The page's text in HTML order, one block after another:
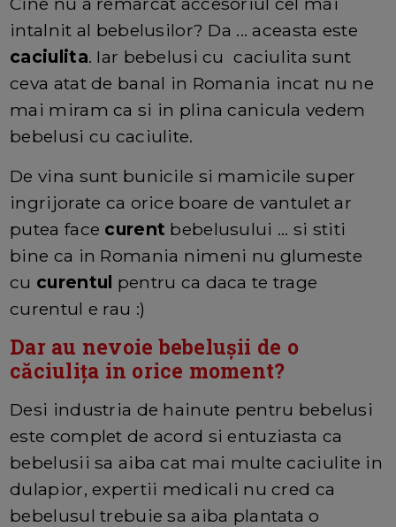
intalnit al bebelusilor? Da ... aceasta este
caciulita. Iar bebelusi cu caciulita sunt
ceva atat de banal in Romania incat nu ne
mai miram ca si in plina canicula vedem
bebelusi cu caciulite.
De vina sunt bunicile si mamicile super
ingrijorate ca orice boare de vantulet ar
putea face curent bebelusului ... si stiti
bine ca in Romania nimeni nu glumeste
cu curentul pentru ca daca te trage
curentul e rau :)
Dar au nevoie bebelușii de o
căciulița in orice moment?
Desi industria de hainute pentru bebelusi
este complet de acord si entuziasta ca
bebelusii sa aiba cat mai multe caciulite in
dulapior, expertii medicali nu cred ca
bebelusul trebuie sa aiba plantata o